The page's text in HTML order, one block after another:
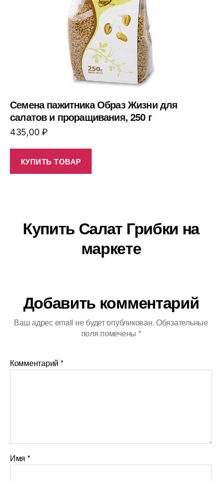
Семена пажитника Образ Жизни для
салатов и проращивания, 250 г
435,00₽
КУПИТЬ ТОВАР
Купить Салат Грибки на
маркете
Добавить комментарий
Ваш адрес email не будет опубликован.Обязательные
поля помечены *
Комментарий *
Имя *